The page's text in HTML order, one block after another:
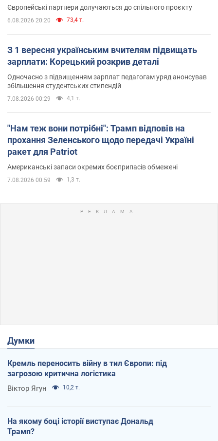
Європейські партнери долучаються до спільного проєкту
6.08.2026 20:20 73,4 т.
З 1 вересня українським вчителям підвищать
зарплати: Корецький розкрив деталі
Одночасно з підвищенням зарплат педагогам уряд анонсував
збільшення студентських стипендій
7.08.2026 00:29 4,1 т.
"Нам теж вони потрібні": Трамп відповів на
прохання Зеленського щодо передачі Україні
ракет для Patriot
Американські запаси окремих боєприпасів обмежені
7.08.2026 00:59 1,3 т.
Думки
Кремль переносить війну в тил Європи: під
загрозою критична логістика
Віктор Ягун 10,2 т.
На якому боці історії виступає Дональд
Трамп?